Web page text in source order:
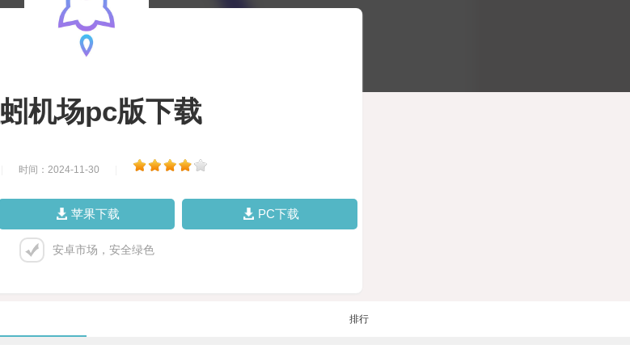
机场pc版下载
时间：2024-11-30
苹果下载 PC下载
安卓市场，安全绿色
排行